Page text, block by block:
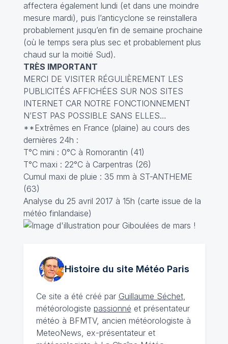
affectera également lundi (et dans une moindre
mesure mardi), puis l’anticyclone se reinstallera
probablement jusqu’en fin de semaine prochaine
(où le temps sera plus sec et probablement plus
chaud sur la moitié Sud).
TRÈS IMPORTANT
MERCI DE VISITER RÉGULIÈREMENT LES
PUBLICITÉS AFFICHÉES SUR NOS SITES
INTERNET CAR NOTRE FONCTIONNEMENT
N’EST PAS POSSIBLE SANS ELLES…
**Extrêmes en France (plaine) au cours des
dernières 24h :
T°C mini : 0°C à Romorantin (41)
T°C maxi : 22°C à Carpentras (26)
Cumul maxi de pluie : 35 mm à ST-ANTHEME
(63)
Analyse du 25 avril 2017 à 15h (carte issue de la
météo finlandaise)
Histoire du site MétéoParis
Ce site a été créé par Guillaume Séchet,
météorologiste passionné et présentateur
météo à BFMTV, ancien météorologiste à
MeteoNews, ex-présentateur et